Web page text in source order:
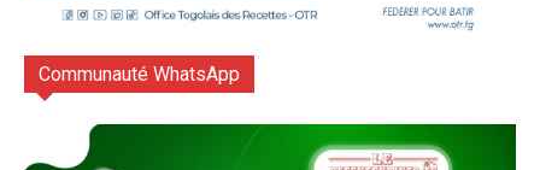
Communauté WhatsApp